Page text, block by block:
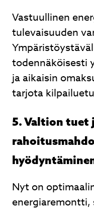
Vastuullinen
tulevaisuuden
todennäköisesti
ja aikaisin
tarjota
5. Valtion tuet
Nyt on
energiaremontti,